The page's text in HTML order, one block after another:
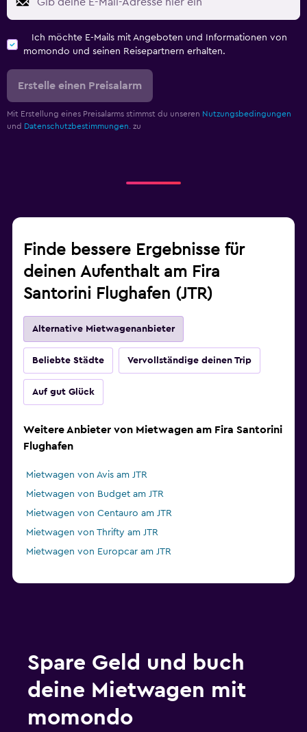
Ich möchte E-Mails mit Angeboten und Informationen von
momondo und seinen Reisepartnern erhalten.
Erstelle einen Preisalarm
Mit Erstellung eines Preisalarms stimmst du unseren Nutzungsbedingungen
und Datenschutzbestimmungen. zu
Finde bessere Ergebnisse für
deinen Aufenthalt am Fira
Santorini Flughafen (JTR)
Alternative Mietwagenanbieter
Beliebte Städte Vervollständige deinen Trip
Auf gut Glück
Weitere Anbieter von Mietwagen am Fira Santorini
Flughafen
Mietwagen von Avis am JTR
Mietwagen von Budget am JTR
Mietwagen von Centauro am JTR
Mietwagen von Thrifty am JTR
Mietwagen von Europcar am JTR
Spare Geld und buch
deine Mietwagen mit
momondo